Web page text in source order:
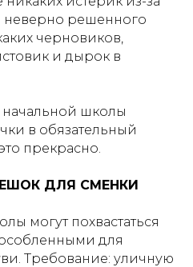
неверно решенного
черновиков,
и дырок в
школы
в обязательный
прекрасно.
ДЛЯ СМЕНКИ
могут похвастаться
для
Требование: уличную